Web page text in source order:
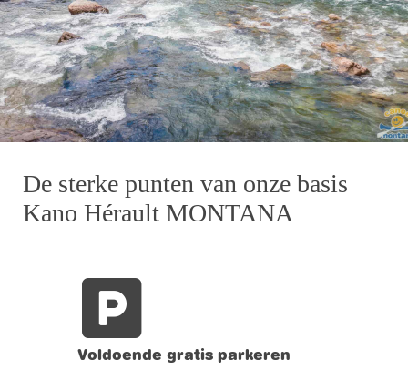
De sterke punten van onze basis
Kano Hérault MONTANA
Voldoende gratis parkeren